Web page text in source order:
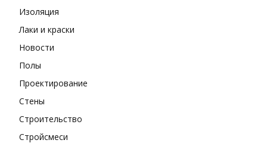
Изоляция
Лаки и краски
Новости
Полы
Проектирование
Стены
Строительство
Стройсмеси